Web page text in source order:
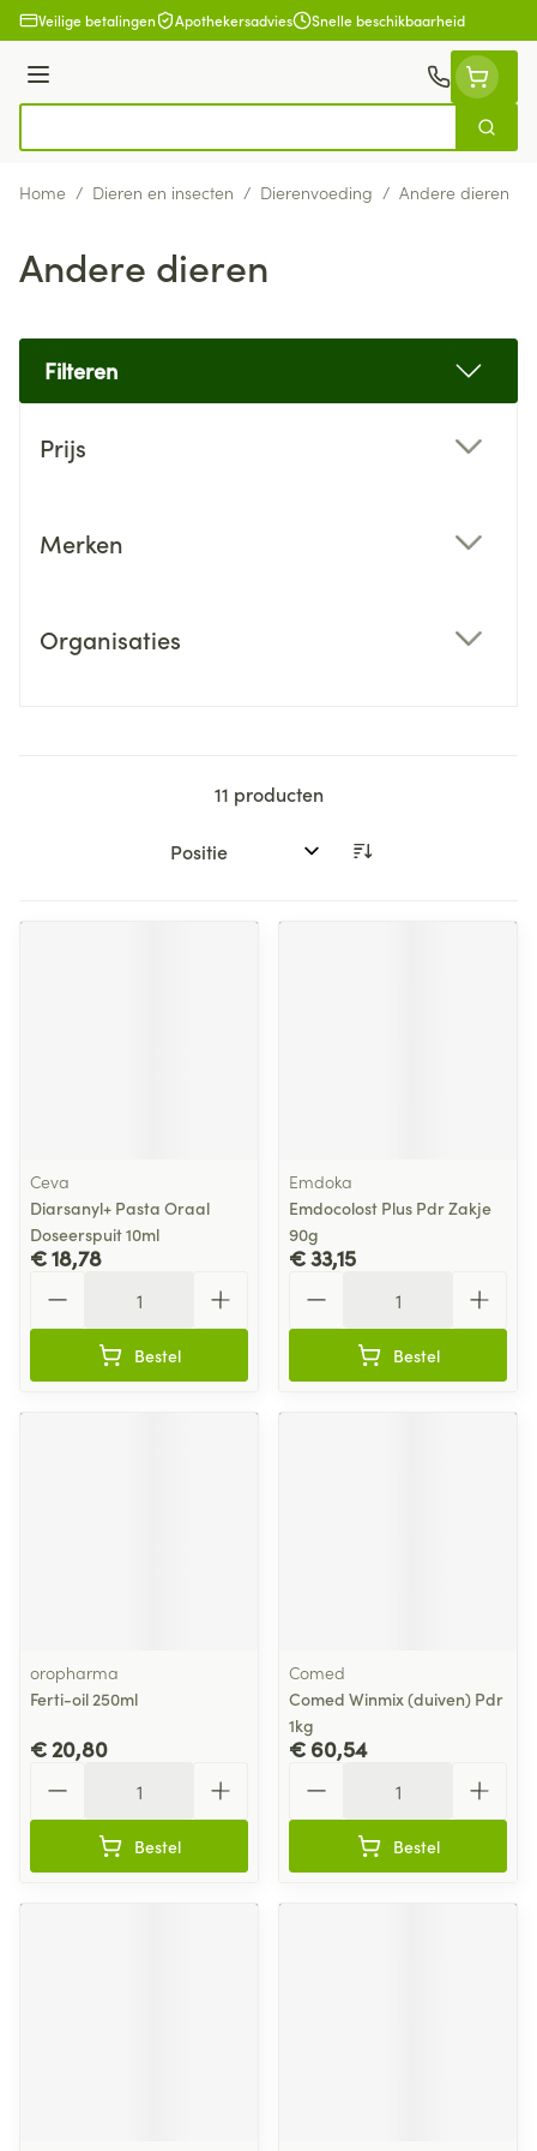
Ga naar de inhoud
Veilige betalingen Apothekersadvies Snelle beschikbaarheid
Menu
Zoek
Home / Dieren en insecten / Dierenvoeding / Andere dieren
Andere dieren
Filteren
Prijs
Merken
Organisaties
11 producten
Sorteer op:
Ceva
Diarsanyl+ Pasta Oraal
Doseerspuit 10ml
€ 18,78
Bestel
Emdoka
Emdocolost Plus Pdr Zakje
90g
€ 33,15
Bestel
oropharma
Ferti-oil 250ml
€ 20,80
Bestel
Comed
Comed Winmix (duiven) Pdr
1kg
€ 60,54
Bestel